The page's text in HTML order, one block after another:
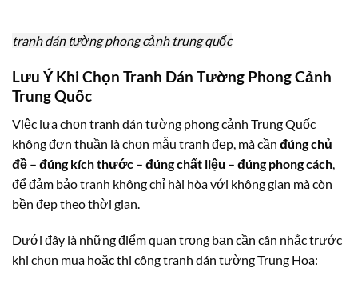
tranh dán tường phong cảnh trung quốc
Lưu Ý Khi Chọn Tranh Dán Tường Phong Cảnh
Trung Quốc
Việc lựa chọn tranh dán tường phong cảnh Trung Quốc
không đơn thuần là chọn mẫu tranh đẹp, mà cần đúng chủ
đề – đúng kích thước – đúng chất liệu – đúng phong cách
để đảm bảo tranh không chỉ hài hòa với không gian mà còn
bền đẹp theo thời gian.
Dưới đây là những điểm quan trọng bạn cần cân nhắc trước
khi chọn mua hoặc thi công tranh dán tường Trung Hoa: